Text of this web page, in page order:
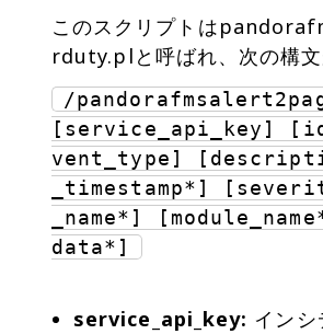
このスクリプトは
rduty.plと呼ばれ、次の構文
/
[service_api_key]
vent_type]
_timestamp*]
_name*]
data*]
service_api_key: イン